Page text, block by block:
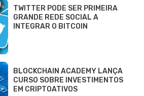
TWITTER PODE SER PRIMEIRA
GRANDE REDE SOCIAL A
INTEGRAR O BITCOIN
BLOCKCHAIN ACADEMY LANÇA
CURSO SOBRE INVESTIMENTOS
EM CRIPTOATIVOS